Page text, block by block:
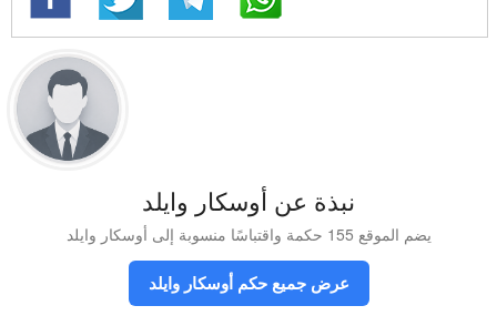
نبذة عن أوسكار وايلد
يضم الموقع 155 حكمة واقتباسًا منسوبة إلى أوسكار وايلد
عرض جميع حكم أوسكار وايلد